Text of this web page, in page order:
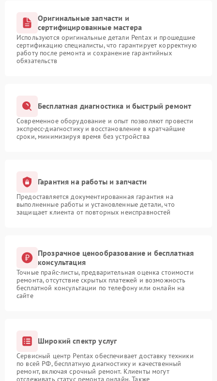
Оригинальные запчасти и
сертифицированные мастера
Используются оригинальные детали Pentax и прошедшие
сертификацию специалисты, что гарантирует корректную
работу после ремонта и сохранение гарантийных
обязательств
Бесплатная диагностика и быстрый ремонт
Современное оборудование и опыт позволяют провести
экспресс-диагностику и восстановление в кратчайшие
сроки, минимизируя время без устройства
Гарантия на работы и запчасти
Предоставляется документированная гарантия на
выполненные работы и установленные детали, что
защищает клиента от повторных неисправностей
Прозрачное ценообразование и бесплатная
консультация
Точные прайс-листы, предварительная оценка стоимости
ремонта, отсутствие скрытых платежей и возможность
бесплатной консультации по телефону или онлайн на
сайте
Широкий спектр услуг
Сервисный центр Pentax обеспечивает доставку техники
по всей РФ, бесплатную диагностику и качественный
ремонт, включая срочный ремонт. Клиенты могут
отслеживать статус ремонта онлайн. Также